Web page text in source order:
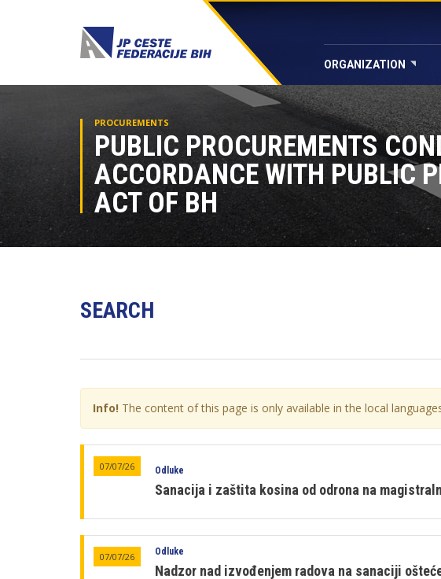
ORGANIZATION
PROCUREMENTS
PUBLIC PROCUREMENTS
ACCORDANCE WITH PUBLIC
ACT OF BH
SEARCH
Info! The content of this page is only available in the local
07/07/26 Odluke
Sanacija i zaštita kosina od odrona na
07/07/26 Odluke
Nadzor nad izvođenjem radova na sanaciji